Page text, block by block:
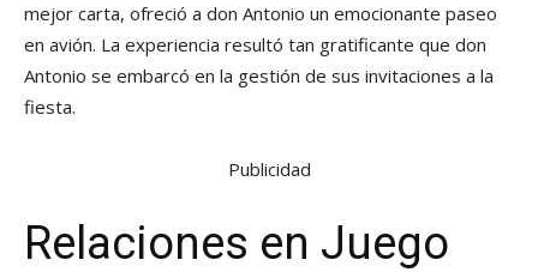
mejor carta, ofreció a don Antonio un emocionante paseo
en avión. La experiencia resultó tan gratificante que don
Antonio se embarcó en la gestión de sus invitaciones a la
fiesta.
Publicidad
Relaciones en Juego